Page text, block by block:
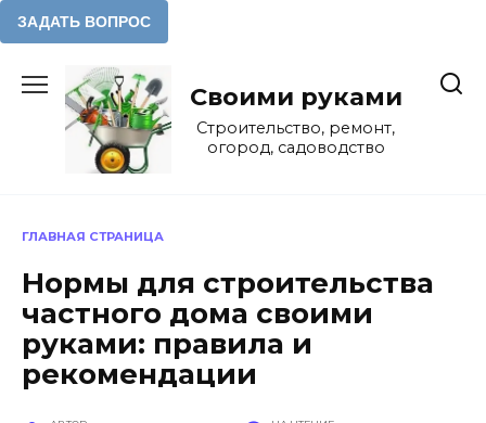
содержанию
Своими руками
Строительство, ремонт,
огород, садоводство
ГЛАВНАЯ СТРАНИЦА
Нормы для строительства
частного дома своими
руками: правила и
рекомендации